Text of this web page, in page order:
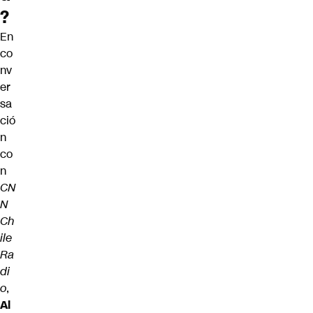
?
En
co
nv
er
sa
ció
n
co
n
CN
N
Ch
ile
Ra
di
o,
Al